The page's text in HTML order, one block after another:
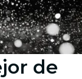
de